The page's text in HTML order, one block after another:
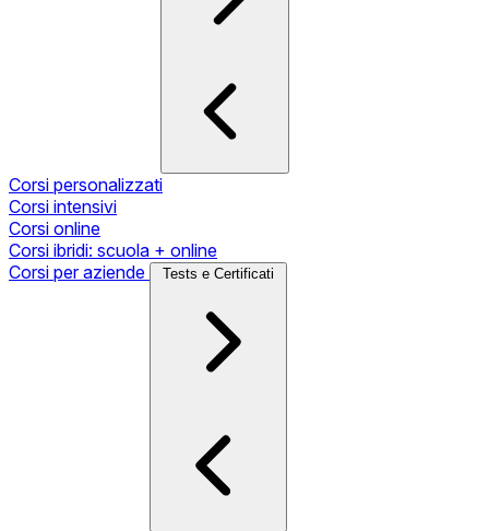
Corsi personalizzati
Corsi intensivi
Corsi online
Corsi ibridi: scuola + online
Corsi per aziende
Tests e Certificati